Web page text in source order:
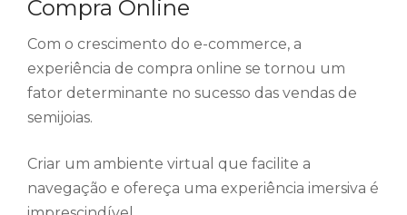
Compra Online
Com o crescimento do e-commerce, a
experiência de compra online se tornou um
fator determinante no sucesso das vendas de
semijoias.
Criar um ambiente virtual que facilite a
navegação e ofereça uma experiência imersiva é